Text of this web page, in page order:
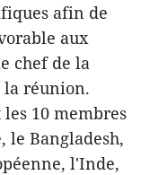
afin de
aux
chef de la
la réunion.
10 membres
le Bangladesh,
l'Inde,